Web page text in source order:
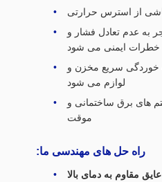
از استرس حرارتی
به عدم تعادل فشار و
خطرات ایمنی می شود
سریع مخزن و
لوازم می شود
های برق ساختمانی و
موقت
راه حل های مهندسی ما:
مقاوم به دمای بالا